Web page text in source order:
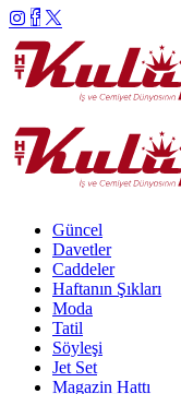
Güncel
Davetler
Caddeler
Haftanın Şıkları
Moda
Tatil
Söyleşi
Jet Set
Magazin Hattı